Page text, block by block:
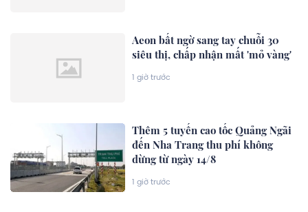
Aeon bất ngờ sang tay chuỗi 30
siêu thị, chấp nhận mất 'mỏ vàng'
1 giờ trước
Thêm 5 tuyến cao tốc Quảng Ngãi
đến Nha Trang thu phí không
dừng từ ngày 14/8
1 giờ trước